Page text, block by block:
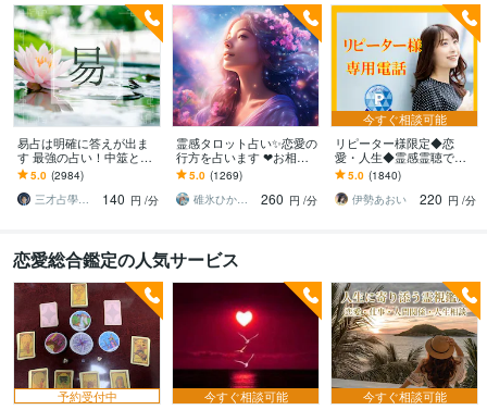
易占は明確に答えが出ま
す 最強の占い！中筮と略
筮の両方を使いあなたを
導く
5.0 (2984)
三才占學誠山協会／認定講師／原田 悟境
140 円 /分
霊感タロット占い✨恋愛の
行方を占います ❤︎お相手
の気持ち、相性、未来を
丁寧に視ます❤︎
5.0 (1269)
碓氷ひかり⭐️クレセントメッセンジャー
260 円 /分
今すぐ相談可能
リピーター様限定◆恋
愛・人生◆霊感霊聴で占
います ◆霊感・霊聴◆恋
愛・人生総合◆ツインレ
イ◆霊視タロット◆
5.0 (1840)
伊勢あおい
220 円 /分
恋愛総合鑑定の人気サービス
予約受付中
今すぐ相談可能
今すぐ相談可能